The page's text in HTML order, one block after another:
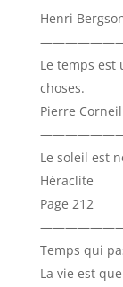
Henri
Le temps
choses.
Pierre
Le soleil est
Héraclite
Page 212
Temps qui
La vie est